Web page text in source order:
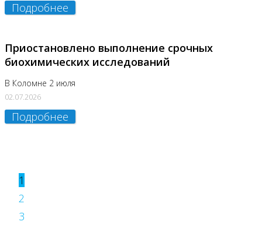
Подробнее
Приостановлено выполнение срочных
биохимических исследований
В Коломне 2 июля
02.07.2026
Подробнее
1
2
3